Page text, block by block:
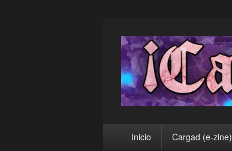
¡Cargad!
principalInicio Cargad (e-zine)